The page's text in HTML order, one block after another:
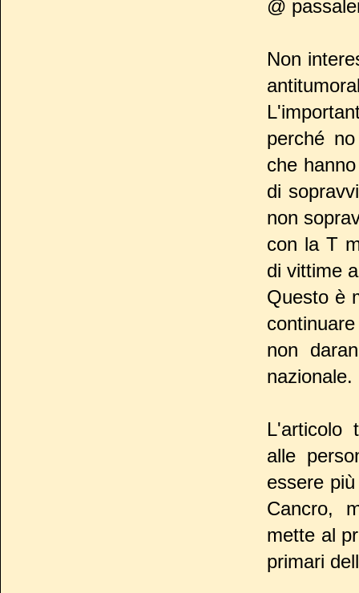
@
Non
perché
che
di
non
con la T
di vittime
Questo è
non
nazionale.
L'articolo
alle
essere
Cancro,
mette al
primari